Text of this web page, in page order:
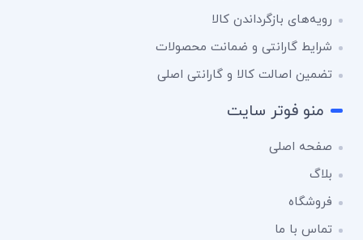
رویه‌های بازگرداندن کالا
شرایط گارانتی و ضمانت محصولات
تضمین اصالت کالا و گارانتی اصلی
منو فوتر سایت
صفحه اصلی
بلاگ
فروشگاه
تماس با ما